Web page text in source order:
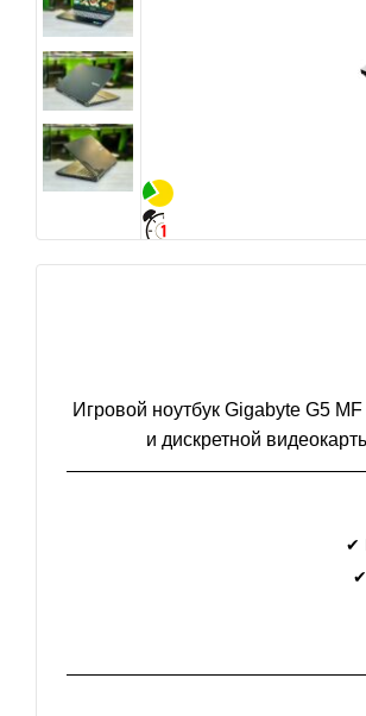
Игровой ноутбук Gigabyte G5
и дискретной
✔